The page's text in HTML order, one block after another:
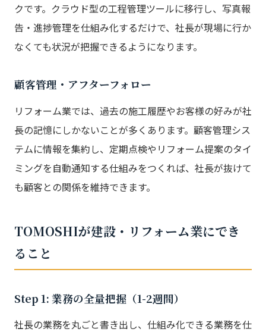
クです。クラウド型の工程管理ツールに移行し、写真報
告・進捗管理を仕組み化するだけで、社長が現場に行か
なくても状況が把握できるようになります。
顧客管理・アフターフォロー
リフォーム業では、過去の施工履歴やお客様の好みが社
長の記憶にしかないことが多くあります。顧客管理シス
テムに情報を集約し、定期点検やリフォーム提案のタイ
ミングを自動通知する仕組みをつくれば、社長が抜けて
も顧客との関係を維持できます。
TOMOSHIが建設・リフォーム業にでき
ること
Step 1: 業務の全量把握（1-2週間）
社長の業務を丸ごと書き出し、仕組み化できる業務を仕